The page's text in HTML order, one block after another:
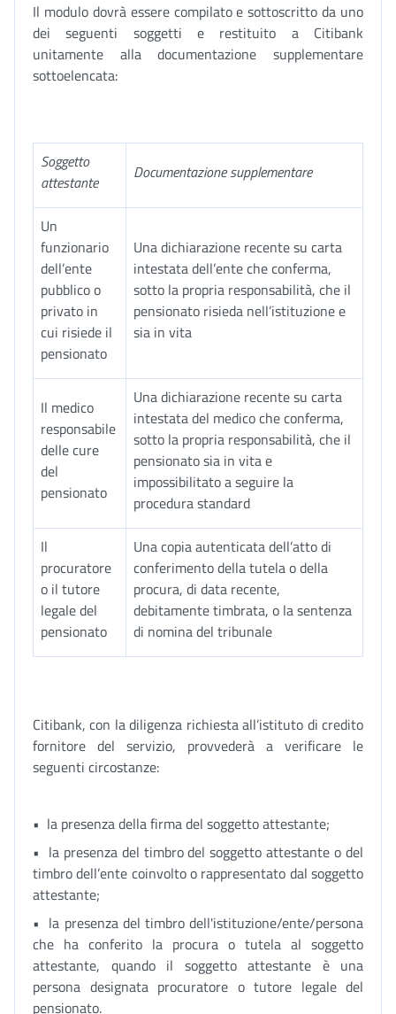
Il modulo dovrà essere compilato e sottoscritto da uno
dei seguenti soggetti e restituito a Citibank
unitamente alla documentazione supplementare
sottoelencata:
Soggetto
attestante
Documentazione supplementare
Un
funzionario
dell’ente
pubblico o
privato in
cui risiede il
pensionato
Una dichiarazione recente su carta
intestata dell’ente che conferma,
sotto la propria responsabilità, che il
pensionato risieda nell’istituzione e
sia in vita
Il medico
responsabile
delle cure
del
pensionato
Una dichiarazione recente su carta
intestata del medico che conferma,
sotto la propria responsabilità, che il
pensionato sia in vita e
impossibilitato a seguire la
procedura standard
Il
procuratore
o il tutore
legale del
pensionato
Una copia autenticata dell’atto di
conferimento della tutela o della
procura, di data recente,
debitamente timbrata, o la sentenza
di nomina del tribunale
Citibank, con la diligenza richiesta all’istituto di credito
fornitore del servizio, provvederà a verificare le
seguenti circostanze:
• la presenza della firma del soggetto attestante;
• la presenza del timbro del soggetto attestante o del
timbro dell’ente coinvolto o rappresentato dal soggetto
attestante;
• la presenza del timbro dell'istituzione/ente/persona
che ha conferito la procura o tutela al soggetto
attestante, quando il soggetto attestante è una
persona designata procuratore o tutore legale del
pensionato.